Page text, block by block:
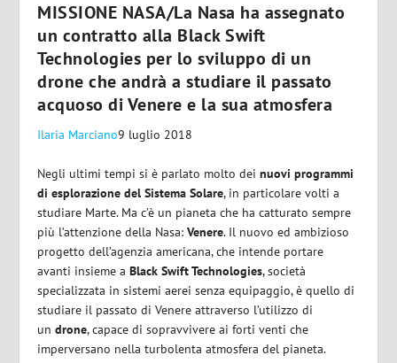
MISSIONE NASA/La Nasa ha assegnato
un contratto alla Black Swift
Technologies per lo sviluppo di un
drone che andrà a studiare il passato
acquoso di Venere e la sua atmosfera
Ilaria Marciano9 luglio 2018
Negli ultimi tempi si è parlato molto deinuovi programmi
di esplorazione del Sistema Solare, in particolare volti a
studiare Marte. Ma c’è un pianeta che ha catturato sempre
più l’attenzione della Nasa:Venere. Il nuovo ed ambizioso
progetto dell’agenzia americana, che intende portare
avanti insieme aBlack Swift Technologies, società
specializzata in sistemi aerei senza equipaggio, è quello di
studiare il passato di Venere attraverso l’utilizzo di
undrone, capace di sopravvivere ai forti venti che
imperversano nella turbolenta atmosfera del pianeta.